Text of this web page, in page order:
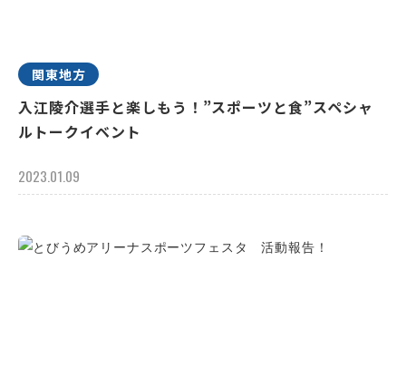
関東地方
入江陵介選手と楽しもう！”スポーツと食”スペシャ
ルトークイベント
2023.01.09